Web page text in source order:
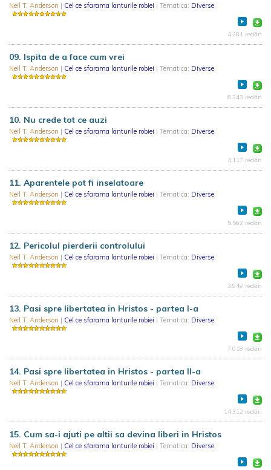
Neil T. Anderson | Cel ce sfarama lanturile robiei | Tematica: Diverse
4.281 redări
09. Ispita de a face cum vrei
Neil T. Anderson | Cel ce sfarama lanturile robiei | Tematica: Diverse
6.343 redări
10. Nu crede tot ce auzi
Neil T. Anderson | Cel ce sfarama lanturile robiei | Tematica: Diverse
4.117 redări
11. Aparentele pot fi inselatoare
Neil T. Anderson | Cel ce sfarama lanturile robiei | Tematica: Diverse
5.562 redări
12. Pericolul pierderii controlului
Neil T. Anderson | Cel ce sfarama lanturile robiei | Tematica: Diverse
3.949 redări
13. Pasi spre libertatea in Hristos - partea I-a
Neil T. Anderson | Cel ce sfarama lanturile robiei | Tematica: Diverse
7.018 redări
14. Pasi spre libertatea in Hristos - partea II-a
Neil T. Anderson | Cel ce sfarama lanturile robiei | Tematica: Diverse
14.312 redări
15. Cum sa-i ajuti pe altii sa devina liberi in Hristos
Neil T. Anderson | Cel ce sfarama lanturile robiei | Tematica: Diverse